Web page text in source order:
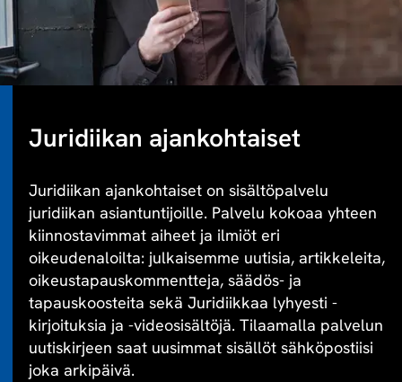
Juridiikan ajankohtaiset
Juridiikan ajankohtaiset on sisältöpalvelu
juridiikan asiantuntijoille. Palvelu kokoaa yhteen
kiinnostavimmat aiheet ja ilmiöt eri
oikeudenaloilta: julkaisemme uutisia, artikkeleita,
oikeustapauskommentteja, säädös- ja
tapauskoosteita sekä Juridiikkaa lyhyesti -
kirjoituksia ja -videosisältöjä. Tilaamalla palvelun
uutiskirjeen saat uusimmat sisällöt sähköpostiisi
joka arkipäivä.